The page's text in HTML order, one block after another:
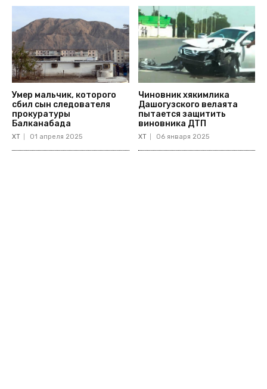
Умер мальчик, которого
сбил сын следователя
прокуратуры
Балканабада
ХТ 01 апреля 2025
Чиновник хякимлика
Дашогузского велаята
пытается защитить
виновника ДТП
ХТ 06 января 2025